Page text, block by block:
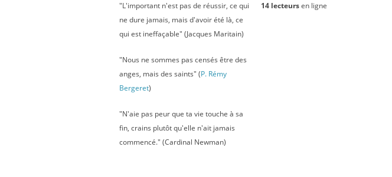
"L'important n'est pas de réussir, ce qui
ne dure jamais, mais d'avoir été là, ce
qui est ineffaçable" (Jacques Maritain)
"Nous ne sommes pas censés être des
anges, mais des saints" (P. Rémy
Bergeret)
"N'aie pas peur que ta vie touche à sa
fin, crains plutôt qu'elle n'ait jamais
commencé." (Cardinal Newman)
14 lecteursen ligne